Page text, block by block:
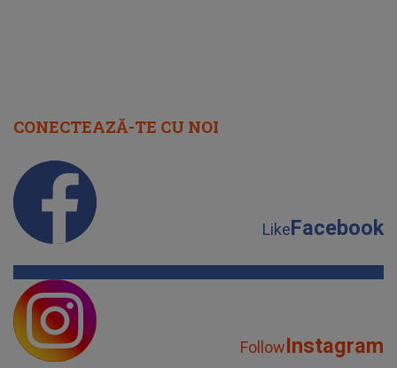
CONECTEAZĂ-TE CU NOI
LikeFacebook
FollowInstagram